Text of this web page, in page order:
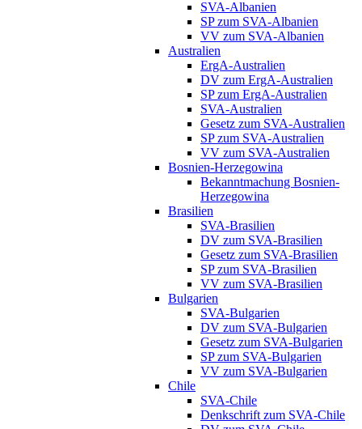
SVA-Albanien
SP zum SVA-Albanien
VV zum SVA-Albanien
Australien
ErgA-Australien
DV zum ErgA-Australien
SP zum ErgA-Australien
SVA-Australien
Gesetz zum SVA-Australien
SP zum SVA-Australien
VV zum SVA-Australien
Bosnien-Herzegowina
Bekanntmachung Bosnien-
Herzegowina
Brasilien
SVA-Brasilien
DV zum SVA-Brasilien
Gesetz zum SVA-Brasilien
SP zum SVA-Brasilien
VV zum SVA-Brasilien
Bulgarien
SVA-Bulgarien
DV zum SVA-Bulgarien
Gesetz zum SVA-Bulgarien
SP zum SVA-Bulgarien
VV zum SVA-Bulgarien
Chile
SVA-Chile
Denkschrift zum SVA-Chile